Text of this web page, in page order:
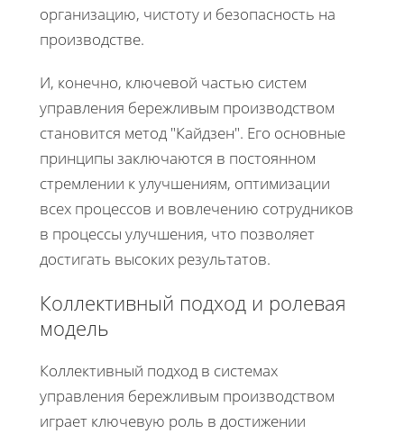
организацию, чистоту и безопасность на
производстве.
И, конечно, ключевой частью систем
управления бережливым производством
становится метод "Кайдзен". Его основные
принципы заключаются в постоянном
стремлении к улучшениям, оптимизации
всех процессов и вовлечению сотрудников
в процессы улучшения, что позволяет
достигать высоких результатов.
Коллективный подход и ролевая
модель
Коллективный подход в системах
управления бережливым производством
играет ключевую роль в достижении